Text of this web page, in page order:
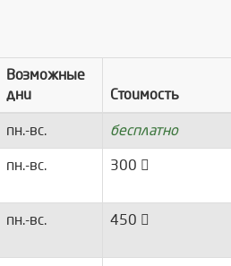
Возможные
дни
Стоимость
пн.-вс. бесплатно
пн.-вс. 300
пн.-вс. 450